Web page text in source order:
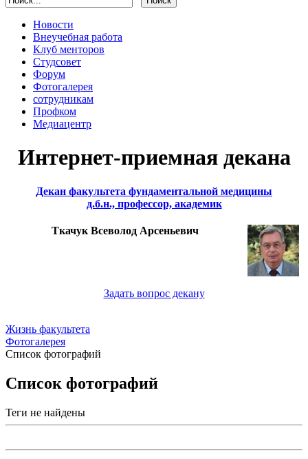
Новости
Внеучебная работа
Клуб менторов
Студсовет
Форум
Фотогалерея
сотрудникам
Профком
Медиацентр
Интернет-приемная декана
Декан факультета фундаментальной медицины
д.б.н., профессор, академик
Ткачук Всеволод Арсеньевич
Задать вопрос декану
Жизнь факультета
Фотогалерея
Список фотографий
Список фотографий
Теги не найдены